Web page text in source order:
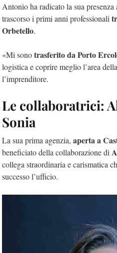
Antonio ha radicato la sua
trascorso i primi anni professionali
Orbetello.
«Mi sonotrasferito da Porto
logistica e coprire meglio l’area
l’imprenditore.
Le collaboratrici:
Sonia
La sua prima agenzia, aperta a
beneficiato della collaborazione di
collega straordinaria e carismatica
successo l’ufficio.